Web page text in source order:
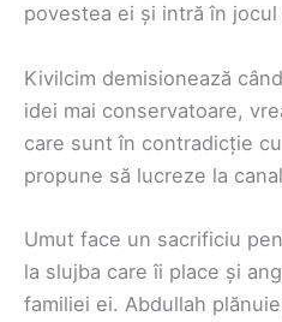
povestea ei și intră în jocul
Kivilcim demisionează
idei mai conservatoare,
care sunt în contradicție
propune să lucreze la
Umut face un sacrificiu
la slujba care îi place și
familiei ei. Abdullah